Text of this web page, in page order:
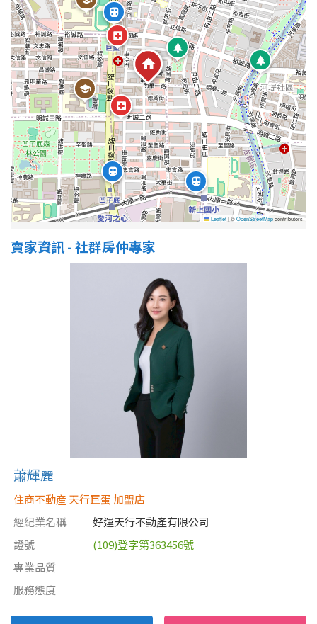
屋齡
不拘
5 年以下
5-10 年 10-20 年
20-30 年 30-40 年
40 年以上
售價
Leaflet|©OpenStreetMapcontributors
賣家資訊 - 社群房仲專家
蕭輝麗
住商不動産 天行巨蛋 加盟店
經紀業名稱
好運天行不動產有限公司
證號
(109)登字第363456號
專業品質
服務態度